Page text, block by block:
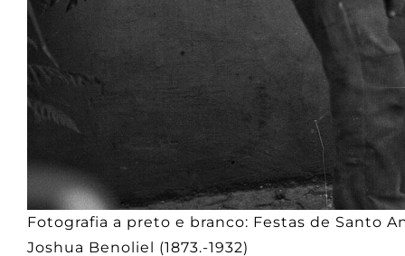
Fotografia a preto e branco: Festas de Santo
Joshua Benoliel (1873.-1932)